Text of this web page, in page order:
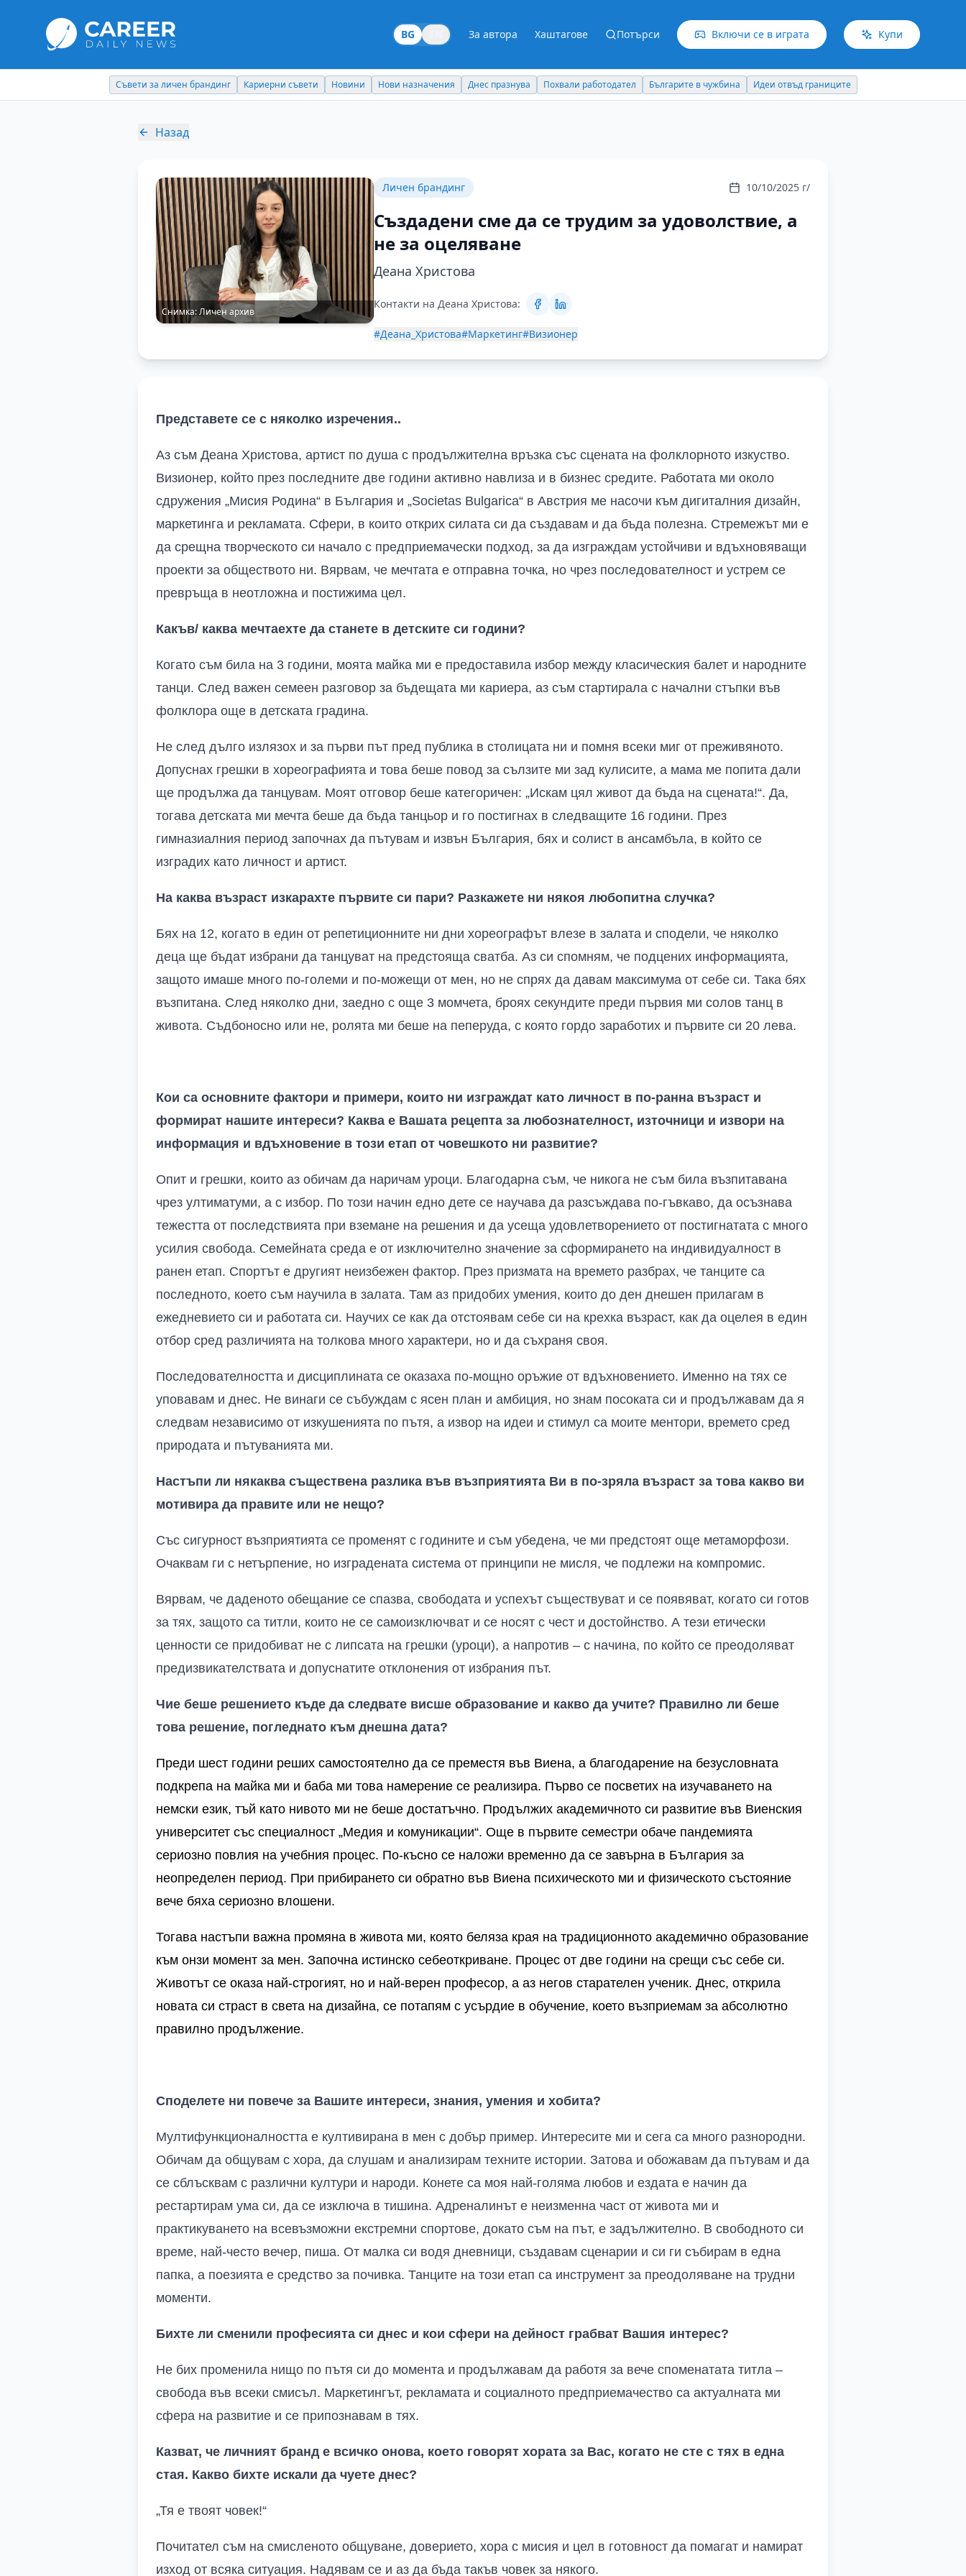
BG За автора Хаштагове Потърси Включи се в играта Купи
Съвети за личен брандинг Кариерни съвети Новини Нови назначения Днес празнува Похвали работодател Българите в чужбина Идеи отвъд границите
Назад
Снимка:Личен архив
Личен брандинг 10/10/2025 г/
Създадени сме да се трудим за удоволствие, а
не за оцеляване
Деана Христова
Контакти на Деана Христова:
#Деана_Христова#Маркетинг#Визионер
Представете се с няколко изречения..
Аз съм Деана Христова, артист по душа с продължителна връзка със сцената на фолклорното изкуство.
Визионер, който през последните две години активно навлиза и в бизнес средите. Работата ми около
сдружения „Мисия Родина“ в България и „Societas Bulgarica“ в Австрия ме насочи към дигиталния дизайн,
маркетинга и рекламата. Сфери, в които открих силата си да създавам и да бъда полезна. Стремежът ми е
да срещна творческото си начало с предприемачески подход, за да изграждам устойчиви и вдъхновяващи
проекти за обществото ни. Вярвам, че мечтата е отправна точка, но чрез последователност и устрем се
превръща в неотложна и постижима цел.
Какъв/ каква мечтаехте да станете в детските си години?
Когато съм била на 3 години, моята майка ми е предоставила избор между класическия балет и народните
танци. След важен семеен разговор за бъдещата ми кариера, аз съм стартирала с начални стъпки във
фолклора още в детската градина.
Не след дълго излязох и за първи път пред публика в столицата ни и помня всеки миг от преживяното.
Допуснах грешки в хореографията и това беше повод за сълзите ми зад кулисите, а мама ме попита дали
ще продължа да танцувам. Моят отговор беше категоричен: „Искам цял живот да бъда на сцената!“. Да,
тогава детската ми мечта беше да бъда танцьор и го постигнах в следващите 16 години. През
гимназиалния период започнах да пътувам и извън България, бях и солист в ансамбъла, в който се
изградих като личност и артист.
На каква възраст изкарахте първите си пари? Разкажете ни някоя любопитна случка?
Бях на 12, когато в един от репетиционните ни дни хореографът влезе в залата и сподели, че няколко
деца ще бъдат избрани да танцуват на предстояща сватба. Аз си спомням, че подцених информацията,
защото имаше много по-големи и по-можещи от мен, но не спрях да давам максимума от себе си. Така бях
възпитана. След няколко дни, заедно с още 3 момчета, броях секундите преди първия ми солов танц в
живота. Съдбоносно или не, ролята ми беше на пеперуда, с която гордо заработих и първите си 20 лева.
Кои са основните фактори и примери, които ни изграждат като личност в по-ранна възраст и
формират нашите интереси? Каква е Вашата рецепта за любознателност, източници и извори на
информация и вдъхновение в този етап от човешкото ни развитие?
Опит и грешки, които аз обичам да наричам уроци. Благодарна съм, че никога не съм била възпитавана
чрез ултиматуми, а с избор. По този начин едно дете се научава да разсъждава по-гъвкаво, да осъзнава
тежестта от последствията при вземане на решения и да усеща удовлетворението от постигнатата с много
усилия свобода. Семейната среда е от изключително значение за сформирането на индивидуалност в
ранен етап. Спортът е другият неизбежен фактор. През призмата на времето разбрах, че танците са
последното, което съм научила в залата. Там аз придобих умения, които до ден днешен прилагам в
ежедневието си и работата си. Научих се как да отстоявам себе си на крехка възраст, как да оцелея в един
отбор сред различията на толкова много характери, но и да съхраня своя.
Последователността и дисциплината се оказаха по-мощно оръжие от вдъхновението. Именно на тях се
уповавам и днес. Не винаги се събуждам с ясен план и амбиция, но знам посоката си и продължавам да я
следвам независимо от изкушенията по пътя, а извор на идеи и стимул са моите ментори, времето сред
природата и пътуванията ми.
Настъпи ли някаква съществена разлика във възприятията Ви в по-зряла възраст за това какво ви
мотивира да правите или не нещо?
Със сигурност възприятията се променят с годините и съм убедена, че ми предстоят още метаморфози.
Очаквам ги с нетърпение, но изградената система от принципи не мисля, че подлежи на компромис.
Вярвам, че даденото обещание се спазва, свободата и успехът съществуват и се появяват, когато си готов
за тях, защото са титли, които не се самоизключват и се носят с чест и достойнство. А тези етически
ценности се придобиват не с липсата на грешки (уроци), а напротив – с начина, по който се преодоляват
предизвикателствата и допуснатите отклонения от избрания път.
Чие беше решението къде да следвате висше образование и какво да учите? Правилно ли беше
това решение, погледнато към днешна дата?
Преди шест години реших самостоятелно да се преместя във Виена, а благодарение на безусловната
подкрепа на майка ми и баба ми това намерение се реализира. Първо се посветих на изучаването на
немски език, тъй като нивото ми не беше достатъчно. Продължих академичното си развитие във Виенския
университет със специалност „Медия и комуникации“. Още в първите семестри обаче пандемията
сериозно повлия на учебния процес. По-късно се наложи временно да се завърна в България за
неопределен период. При прибирането си обратно във Виена психическото ми и физическото състояние
вече бяха сериозно влошени.
Тогава настъпи важна промяна в живота ми, която беляза края на традиционното академично образование
към онзи момент за мен. Започна истинско себеоткриване. Процес от две години на срещи със себе си.
Животът се оказа най-строгият, но и най-верен професор, а аз негов старателен ученик. Днес, открила
новата си страст в света на дизайна, се потапям с усърдие в обучение, което възприемам за абсолютно
правилно продължение.
Споделете ни повече за Вашите интереси, знания, умения и хобита?
Мултифункционалността е култивирана в мен с добър пример. Интересите ми и сега са много разнородни.
Обичам да общувам с хора, да слушам и анализирам техните истории. Затова и обожавам да пътувам и да
се сблъсквам с различни култури и народи. Конете са моя най-голяма любов и ездата е начин да
рестартирам ума си, да се изключа в тишина. Адреналинът е неизменна част от живота ми и
практикуването на всевъзможни екстремни спортове, докато съм на път, е задължително. В свободното си
време, най-често вечер, пиша. От малка си водя дневници, създавам сценарии и си ги събирам в една
папка, а поезията е средство за почивка. Танците на този етап са инструмент за преодоляване на трудни
моменти.
Бихте ли сменили професията си днес и кои сфери на дейност грабват Вашия интерес?
Не бих променила нищо по пътя си до момента и продължавам да работя за вече споменатата титла –
свобода във всеки смисъл. Маркетингът, рекламата и социалното предприемачество са актуалната ми
сфера на развитие и се припознавам в тях.
Казват, че личният бранд е всичко онова, което говорят хората за Вас, когато не сте с тях в една
стая. Какво бихте искали да чуете днес?
„Тя е твоят човек!“
Почитател съм на смисленото общуване, доверието, хора с мисия и цел в готовност да помагат и намират
изход от всяка ситуация. Надявам се и аз да бъда такъв човек за някого.